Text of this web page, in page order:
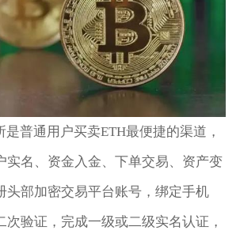
是普通用户买卖ETH最便捷的渠道，
实名、资金入金、下单交易、资产变
头部加密交易平台账号，绑定手机
次验证，完成一级或二级实名认证，